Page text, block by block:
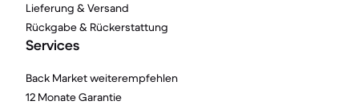
Lieferung & Versand
Rückgabe & Rückerstattung
Services
Back Market weiterempfehlen
12 Monate Garantie